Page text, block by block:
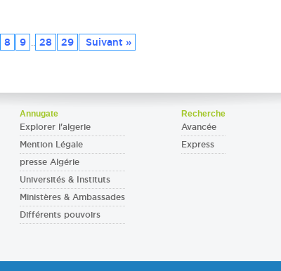
8 9 .. 28 29 Suivant »
Annugate
Explorer l'algerie
Mention Légale
presse Algérie
Universités & Instituts
Ministères & Ambassades
Différents pouvoirs
Recherche
Avancée
Express